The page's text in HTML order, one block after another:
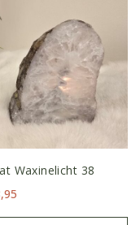
Waxinelicht 38